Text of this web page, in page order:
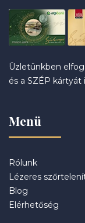
Üzletünkben
és a SZÉP kártyát
Menü
Rólunk
Lézeres
Blog
Elérhetőség